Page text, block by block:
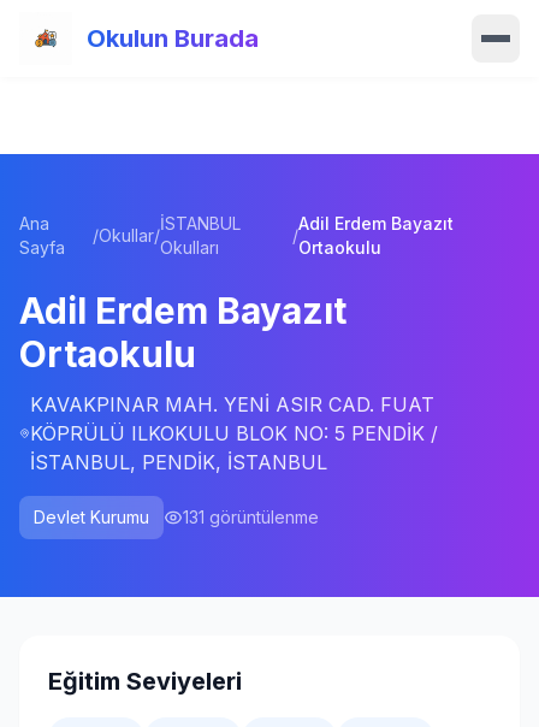
Okulun Burada
Okullar
Haberler
Blog
Hakkımızda
Ana
Sayfa
/Okullar/
İSTANBUL
Okulları
/
Adil Erdem Bayazıt
Ortaokulu
Adil Erdem Bayazıt
Ortaokulu
KAVAKPINAR MAH. YENİ ASIR CAD. FUAT
KÖPRÜLÜ ILKOKULU BLOK NO: 5 PENDİK /
İSTANBUL, PENDİK, İSTANBUL
Devlet Kurumu 131 görüntülenme
Eğitim Seviyeleri